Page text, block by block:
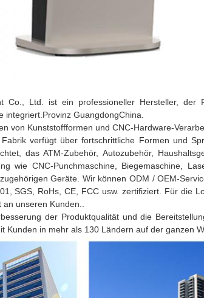
Co., Ltd. ist ein professioneller Hersteller, der
integriert.Provinz GuangdongChina.
von Kunststoffformen und CNC-Hardware-
verfügt über fortschrittliche Formen und
das ATM-Zubehör, Autozubehör,
wie CNC-Punchmaschine, Biegemaschine,
Geräte. Wir können ODM / OEM-
SGS, RoHs, CE, FCC usw. zertifiziert. Für die
unseren Kunden..
der Produktqualität und die
Kunden in mehr als 130 Ländern auf der ganzen